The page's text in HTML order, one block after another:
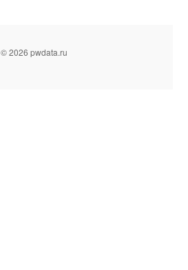
© 2026 pwdata.ru